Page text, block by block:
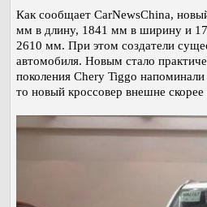
Как сообщает CarNewsChina,
мм в длину, 1841 мм в ширину и
2610 мм. При этом создатели
автомобиля. Новым стало
поколения Chery Tiggo
то новый кроссовер внешне